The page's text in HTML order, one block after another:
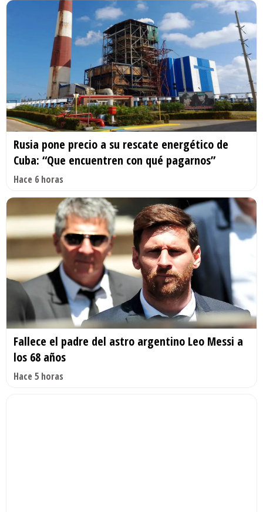
Rusia pone precio a su rescate energético de
Cuba: “Que encuentren con qué pagarnos”
Hace 6 horas
Fallece el padre del astro argentino Leo Messi a
los 68 años
Hace 5 horas